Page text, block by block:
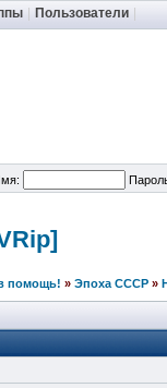
Пользователи
помощь! » Эпоха СССР »